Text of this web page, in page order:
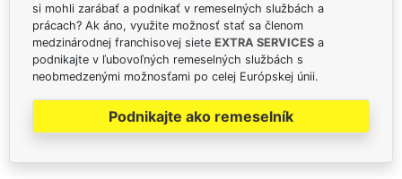
si mohli zarábať a podnikať v remeselných službách a
prácach? Ak áno, využite možnosť stať sa členom
medzinárodnej franchisovej siete EXTRA SERVICES a
podnikajte v ľubovoľných remeselných službách s
neobmedzenými možnosťami po celej Európskej únii.
Podnikajte ako remeselník